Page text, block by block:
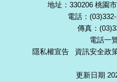
地址：330206 桃園
電話：
傳真：
電話一
隱私權宣告
資訊安全政
更新日期